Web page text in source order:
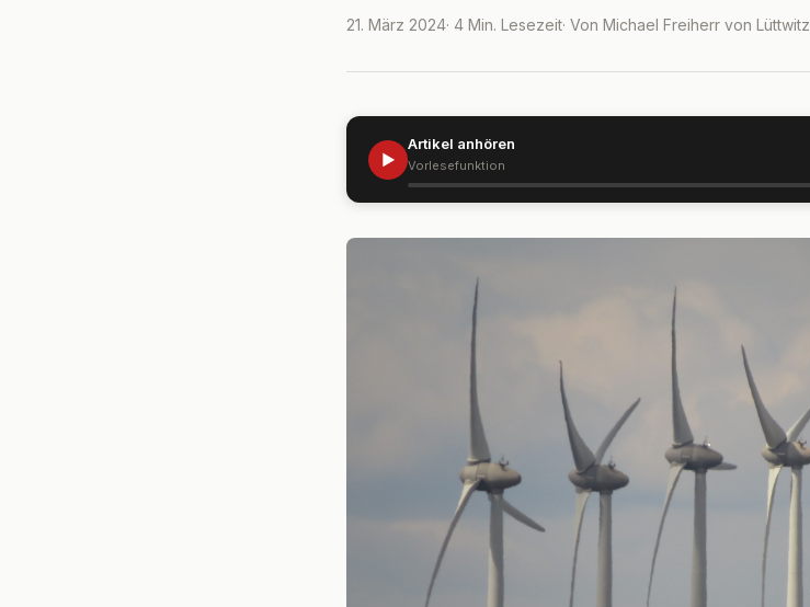
21. März 2024· 4 Min. Lesezeit· Von Michael Freiherr von Lüttwitz
▶
Artikel anhören
Vorlesefunktion